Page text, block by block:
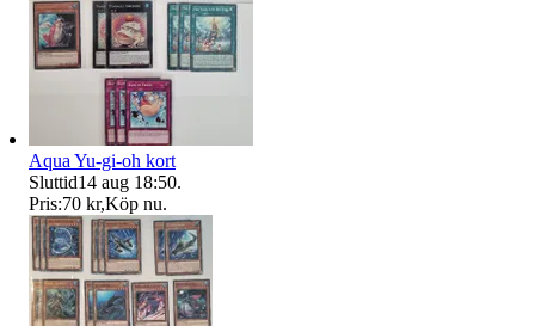
Aqua Yu-gi-oh kort
Sluttid14 aug 18:50.
Pris:70 kr,Köp nu.